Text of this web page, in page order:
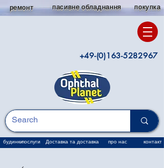
ремонт пасивне обладнання покупка
+49-(0)163-5282967
будинкипослуги Доставка та доставка про нас контакт